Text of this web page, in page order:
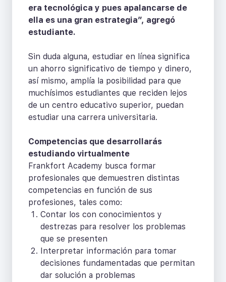
era tecnológica y pues apalancarse de
ella es una gran estrategia”, agregó
estudiante.
Sin duda alguna, estudiar en línea significa
un ahorro significativo de tiempo y dinero,
así mismo, amplía la posibilidad para que
muchísimos estudiantes que reciden lejos
de un centro educativo superior, puedan
estudiar una carrera universitaria.
Competencias que desarrollarás
estudiando virtualmente
Frankfort Academy busca formar
profesionales que demuestren distintas
competencias en función de sus
profesiones, tales como:
Contar los con conocimientos y
destrezas para resolver los problemas
que se presenten
Interpretar información para tomar
decisiones fundamentadas que permitan
dar solución a problemas